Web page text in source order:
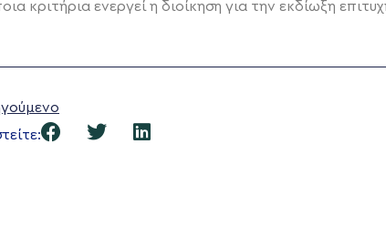
κριτήρια ενεργεί η διοίκηση για την εκδίωξη